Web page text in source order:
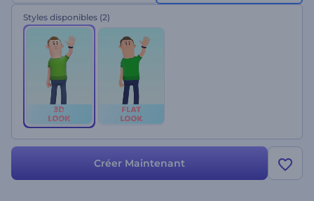
de sélectionner les scènes que vous préférez, d'ajouter vos fichiers
multimédia et votre textes, et la meilleure vidéo d'animation 3D est
à vous. Essayez-le dès maintenant !
Styles disponibles (2)
Créer Maintenant